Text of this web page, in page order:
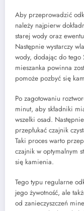
Aby przeprowadzić
należy najpierw
starej wody oraz
Następnie wystarczy
wody, dodając do tego
mieszanka powinna
pomoże pozbyć się
Po zagotowaniu
minut, aby składniki
wszelki osad.
przepłukać czajnik
Taki proces warto
czajnik w optymalnym
się kamienia.
Tego typu regularne
jego żywotność, ale
od zanieczyszczeń